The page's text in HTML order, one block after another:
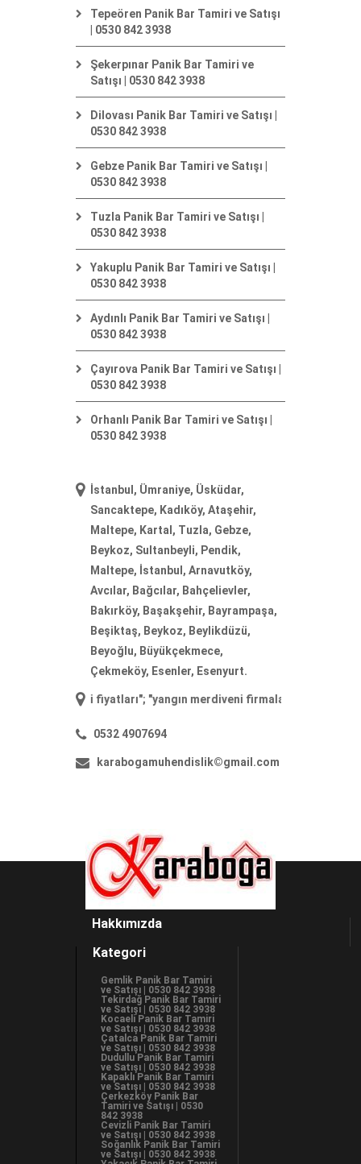
Tepeören Panik Bar Tamiri ve Satışı
| 0530 842 3938
Şekerpınar Panik Bar Tamiri ve
Satışı | 0530 842 3938
Dilovası Panik Bar Tamiri ve Satışı |
0530 842 3938
Gebze Panik Bar Tamiri ve Satışı |
0530 842 3938
Tuzla Panik Bar Tamiri ve Satışı |
0530 842 3938
Yakuplu Panik Bar Tamiri ve Satışı |
0530 842 3938
Aydınlı Panik Bar Tamiri ve Satışı |
0530 842 3938
Çayırova Panik Bar Tamiri ve Satışı |
0530 842 3938
Orhanlı Panik Bar Tamiri ve Satışı |
0530 842 3938
İstanbul, Ümraniye, Üsküdar,
Sancaktepe, Kadıköy, Ataşehir,
Maltepe, Kartal, Tuzla, Gebze,
Beykoz, Sultanbeyli, Pendik,
Maltepe, İstanbul, Arnavutköy,
Avcılar, Bağcılar, Bahçelievler,
Bakırköy, Başakşehir, Bayrampaşa,
Beşiktaş, Beykoz, Beylikdüzü,
Beyoğlu, Büyükçekmece,
Çekmeköy, Esenler, Esenyurt.
fiyatları"; " yangın merdiveni firmaları"; "yangın merdiveni
0532 4907694
karabogamuhendislik©gmail.com
Hakkımızda
Kategori
Gemlik Panik Bar Tamiri
ve Satışı | 0530 842 3938
Tekirdağ Panik Bar Tamiri
ve Satışı | 0530 842 3938
Kocaeli Panik Bar Tamiri
ve Satışı | 0530 842 3938
Çatalca Panik Bar Tamiri
ve Satışı | 0530 842 3938
Dudullu Panik Bar Tamiri
ve Satışı | 0530 842 3938
Kapaklı Panik Bar Tamiri
ve Satışı | 0530 842 3938
Çerkezköy Panik Bar
Tamiri ve Satışı | 0530
842 3938
Cevizli Panik Bar Tamiri
ve Satışı | 0530 842 3938
Soğanlık Panik Bar Tamiri
ve Satışı | 0530 842 3938